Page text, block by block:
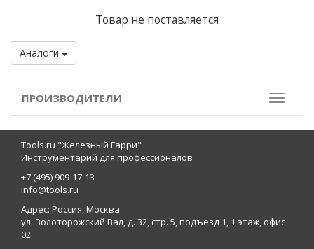
Товар не поставляется
Аналоги
Toggle
ПРОИЗВОДИТЕЛИ
Tools.ru "Железный Гарри"
Инструментарий для профессионалов
+7 (495) 909-17-13
info@tools.ru
Адрес: Россия, Москва
ул. Золоторожский Вал, д. 32, стр. 5, подъезд 1, 1 этаж, офис
02